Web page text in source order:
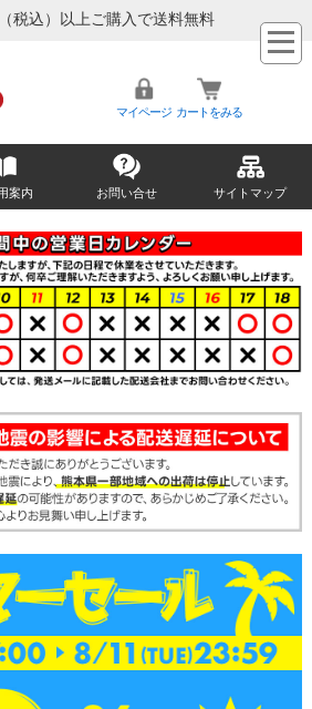
税込）以上ご購入で送料無料
マイページ カートをみる
案内 お問い合せ サイトマップ